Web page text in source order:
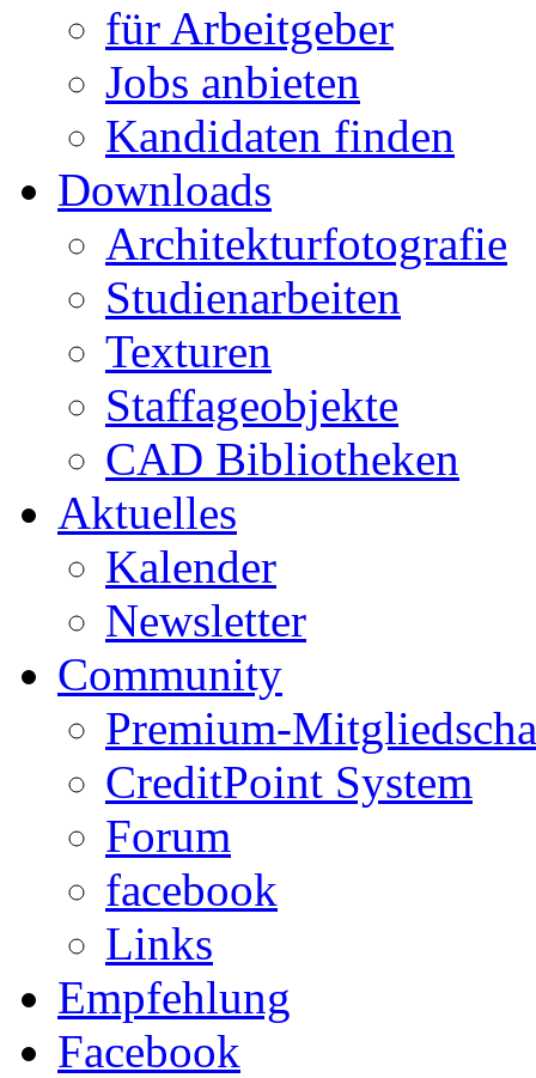
für Arbeitgeber
Jobs anbieten
Kandidaten finden
Downloads
Architekturfotografie
Studienarbeiten
Texturen
Staffageobjekte
CAD Bibliotheken
Aktuelles
Kalender
Newsletter
Community
Premium-
CreditPoint System
Forum
facebook
Links
Empfehlung
Facebook